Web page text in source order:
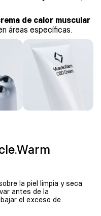
de calor muscular
áreas específicas.
la piel limpia y seca
antes de la
el exceso de